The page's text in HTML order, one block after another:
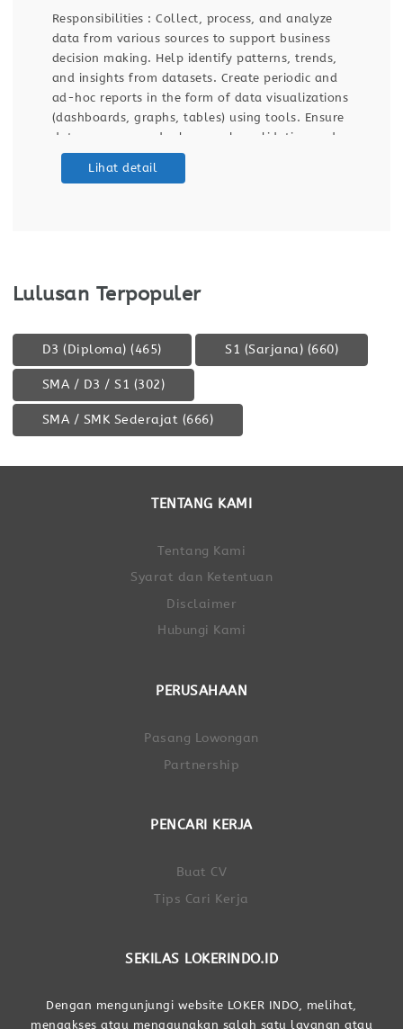
Responsibilities : Collect, process, and analyze
data from various sources to support business
decision making. Help identify patterns, trends,
and insights from datasets. Create periodic and
ad-hoc reports in the form of data visualizations
(dashboards, graphs, tables) using tools. Ensure
data accuracy and relevance by validating and
maintaining databases and dashboards. Support
Lihat detail
Lulusan Terpopuler
D3 (Diploma) (465) S1 (Sarjana) (660)
SMA / D3 / S1 (302)
SMA / SMK Sederajat (666)
TENTANG KAMI
Tentang Kami
Syarat dan Ketentuan
Disclaimer
Hubungi Kami
PERUSAHAAN
Pasang Lowongan
Partnership
PENCARI KERJA
Buat CV
Tips Cari Kerja
SEKILAS LOKERINDO.ID
Dengan mengunjungi website LOKER INDO, melihat,
mengakses atau menggunakan salah satu layanan atau